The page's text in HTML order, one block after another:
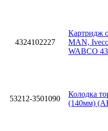
4324102227
Картридж
MAN,
WABCO
53212-3501090
Колодка
(140мм)